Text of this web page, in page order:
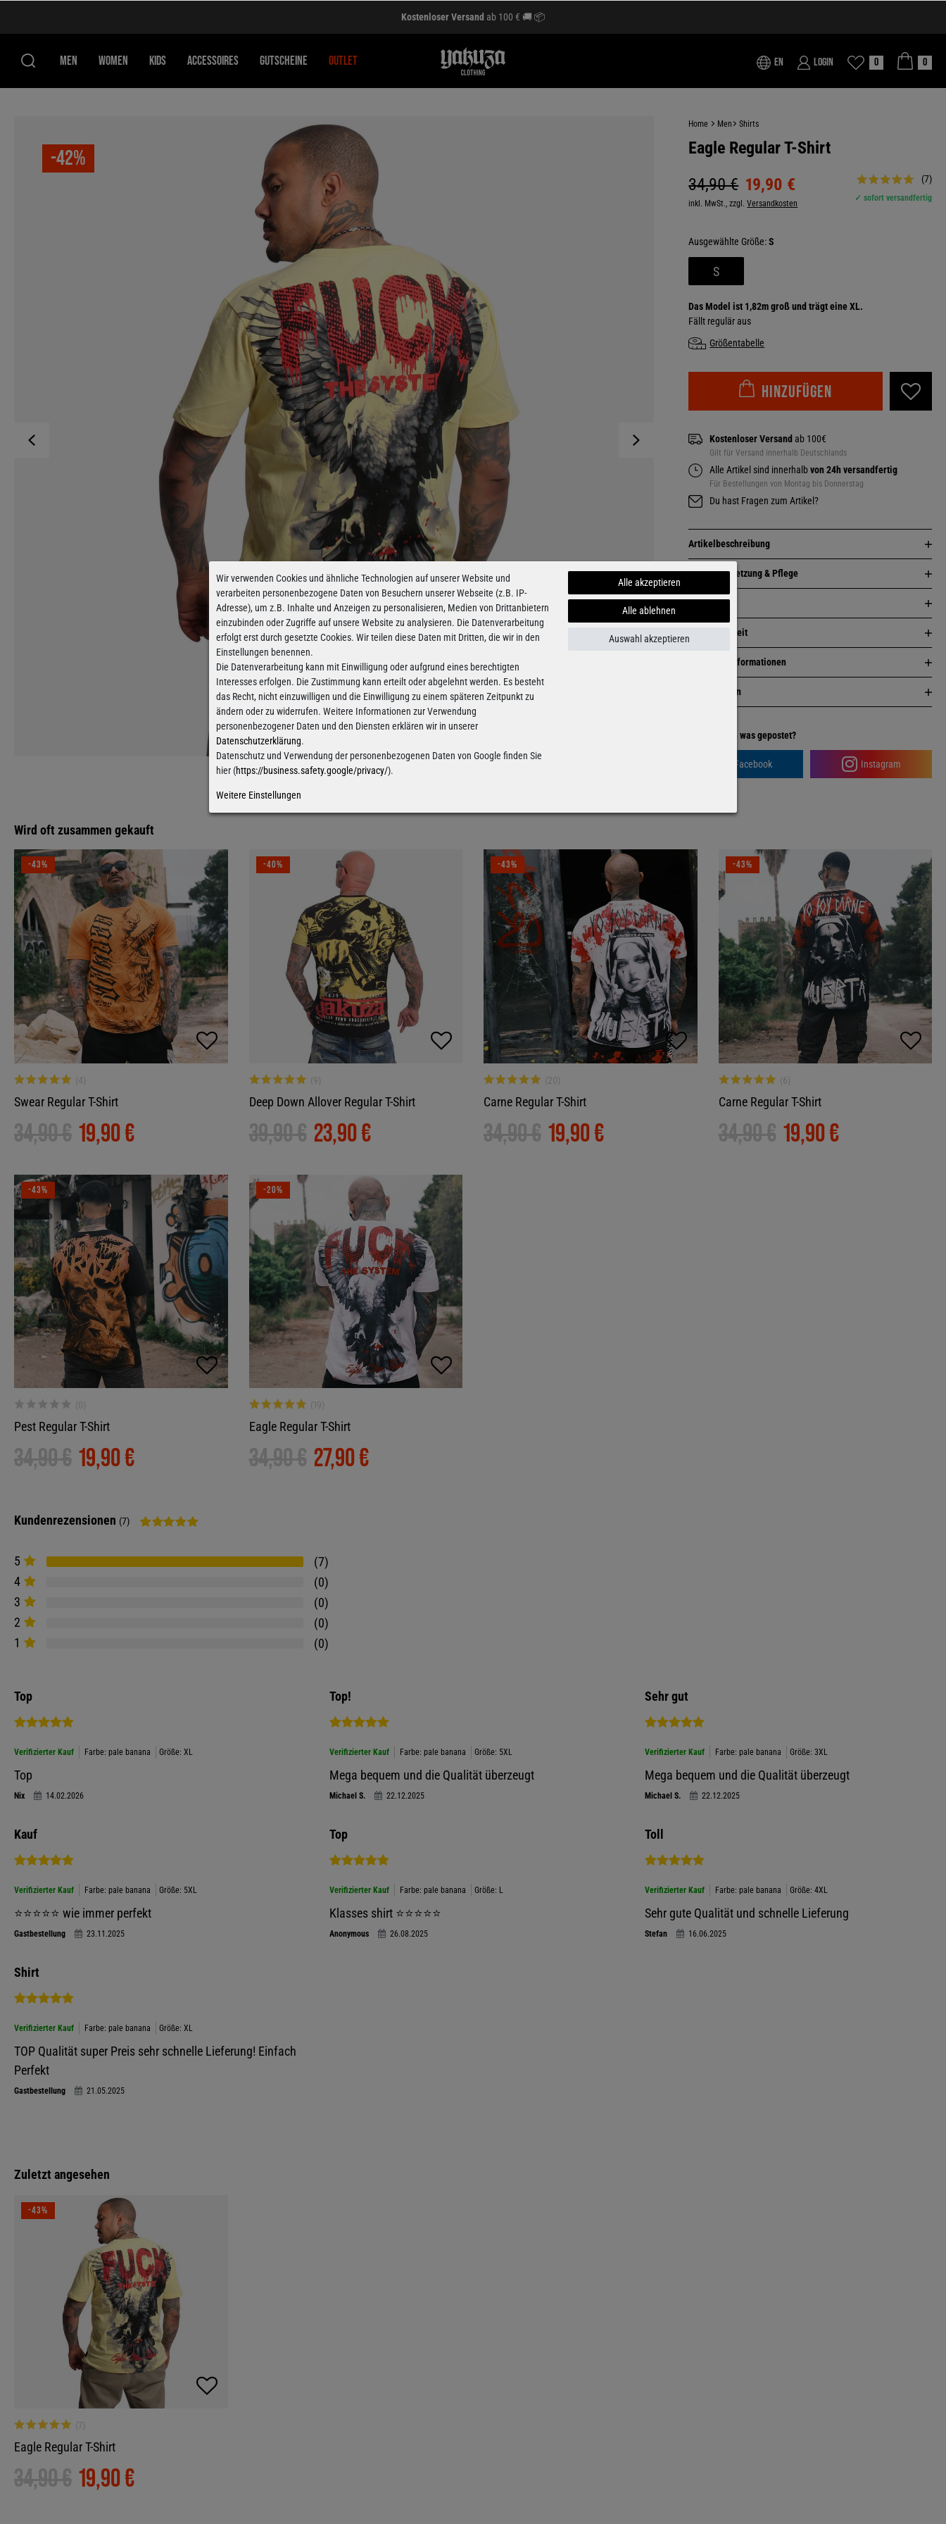
Kostenloser Versand ab 100 € 🚚 📦
MEN WOMEN KIDS ACCESSOIRES GUTSCHEINE OUTLET EN Login 0 0
-42%
Home Men Shirts
Eagle Regular T-Shirt
34,90 € 19,90 €
inkl. MwSt., zzgl.Versandkosten
(7)
✓ sofort versandfertig
Größe:S
S
Das Model ist 1,82m groß und trägt eine XL.
Fällt regulär aus
Größentabelle
Hinzufügen
Kostenloser Versand ab 100€
Gilt für Versand innerhalb Deutschlands
Alle Artikel sind innerhalbvon 24h versandfertig
Für Bestellungen von Montag bis Donnerstag
Du hast Fragen zum Artikel?
Artikelbeschreibung
Zusammensetzung & Pflege
Passform
Nachhaltigkeit
Herstellerinformationen
Bewertungen
Facebook Instagram
Wird oft zusammen gekauft
-43%
Swear Regular T-Shirt
34,90 € 19,90 €
-40%
Deep Down Allover Regular T-Shirt
39,90 € 23,90 €
-43%
Carne Regular T-Shirt
34,90 € 19,90 €
-43%
Carne Regular T-Shirt
34,90 € 19,90 €
-43%
Pest Regular T-Shirt
34,90 € 19,90 €
-20%
Eagle Regular T-Shirt
34,90 € 27,90 €
Kundenrezensionen (7)
5
7
4
0
3
0
2
0
1
0
Top
Verifizierter Kauf Farbe: pale banana Größe: XL
Top
Nix 14.02.2026
Top!
Verifizierter Kauf Farbe: pale banana Größe: 5XL
Mega bequem und die Qualität überzeugt
Michael S. 22.12.2025
Sehr gut
Verifizierter Kauf Farbe: pale banana Größe: 3XL
Mega bequem und die Qualität überzeugt
Michael S. 22.12.2025
Kauf
Verifizierter Kauf Farbe: pale banana Größe: 5XL
⭐️⭐️⭐️⭐️⭐️ wie immer perfekt
Gastbestellung 23.11.2025
Top
Verifizierter Kauf Farbe: pale banana Größe: L
Klasses shirt ⭐️⭐️⭐️⭐️⭐️
Anonymous 26.08.2025
Toll
Verifizierter Kauf Farbe: pale banana Größe: 4XL
Sehr gute Qualität und schnelle Lieferung
Stefan 16.06.2025
Shirt
Verifizierter Kauf Farbe: pale banana Größe: XL
TOP Qualität super Preis sehr schnelle Lieferung! Einfach
Perfekt
Gastbestellung 21.05.2025
Zuletzt angesehen
-43%
Eagle Regular T-Shirt
34,90 € 19,90 €
Wir verwenden Cookies und ähnliche Technologien auf unserer Website und
verarbeiten personenbezogene Daten von Besuchern unserer Webseite (z.B. IP-
Adresse), um z.B. Inhalte und Anzeigen zu personalisieren, Medien von Drittanbietern
einzubinden oder Zugriffe auf unsere Website zu analysieren. Die Datenverarbeitung
erfolgt erst durch gesetzte Cookies. Wir teilen diese Daten mit Dritten, die wir in den
Einstellungen benennen.
Die Datenverarbeitung kann mit Einwilligung oder aufgrund eines berechtigten
Interesses erfolgen. Die Zustimmung kann erteilt oder abgelehnt werden. Es besteht
das Recht, nicht einzuwilligen und die Einwilligung zu einem späteren Zeitpunkt zu
ändern oder zu widerrufen. Weitere Informationen zur Verwendung
personenbezogener Daten und den Diensten erklären wir in unserer
Datenschutzerklärung.
Datenschutz und Verwendung der personenbezogenen Daten von Google finden Sie
hier (https://business.safety.google/privacy/).
Weitere Einstellungen
Alle akzeptieren
Alle ablehnen
Auswahl akzeptieren